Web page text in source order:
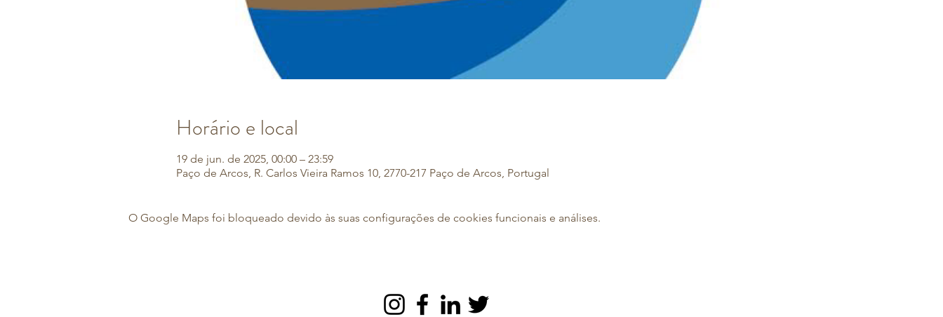
Horário e local
19 de jun. de 2025, 00:00 – 23:59
Paço de Arcos, R. Carlos Vieira Ramos 10, 2770-217 Paço de Arcos, Portugal
O Google Maps foi bloqueado devido às suas configurações de cookies funcionais e análises.